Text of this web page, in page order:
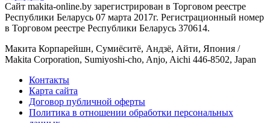
Сайт makita-online.by зарегистрирован в Торговом реестре
Республики Беларусь 07 марта 2017г. Регистрационный номер
в Торговом реестре Республики Беларусь 370614.
Макита Корпарейшн, Сумиёситё, Андзё, Айти, Япония /
Makita Corporation, Sumiyoshi-cho, Anjo, Aichi 446-8502, Japan
Контакты
Карта сайта
Договор публичной оферты
Политика в отношении обработки персональных